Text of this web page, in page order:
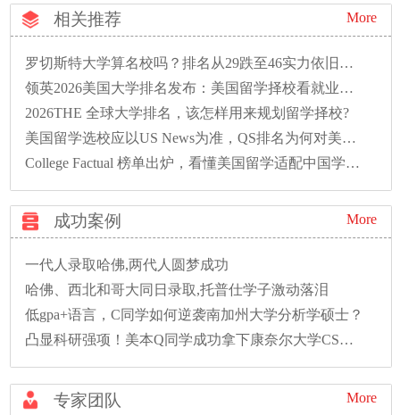
相关推荐 More
罗切斯特大学算名校吗？排名从29跌至46实力依旧硬核
领英2026美国大学排名发布：美国留学择校看就业性价比的时代已来
2026THE 全球大学排名，该怎样用来规划留学择校?
美国留学选校应以US News为准，QS排名为何对美校不友好？
College Factual 榜单出炉，看懂美国留学适配中国学生优质院校排名
成功案例 More
一代人录取哈佛,两代人圆梦成功
哈佛、西北和哥大同日录取,托普仕学子激动落泪
低gpa+语言，C同学如何逆袭南加州大学分析学硕士？
凸显科研强项！美本Q同学成功拿下康奈尔大学CS硕士录取！
专家团队 More